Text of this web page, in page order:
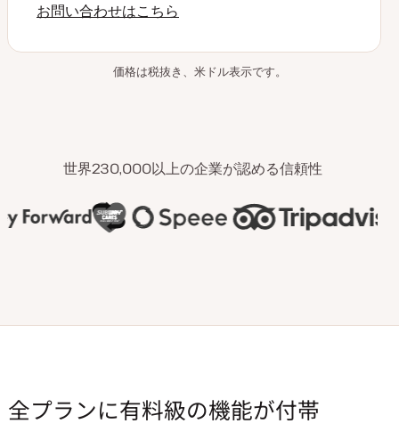
お問い合わせはこちら
価格は税抜き、米ドル表示です。
世界230,000以上の企業が認める信頼性
全プランに有料級の機能が付帯